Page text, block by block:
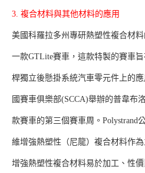
3. 複合材料與其他材料的應用
美國科羅拉多州專研熱塑性複合材
一款GTLite賽車，這款特製的賽車
桿獨立後懸掛系統汽車零元件上的
國賽車俱樂部(SCCA)舉辦的普韋布
款賽車的第三個賽車周。Polystrand
維增強熱塑性（尼龍）複合材料作
增強熱塑性複合材料易於加工、性